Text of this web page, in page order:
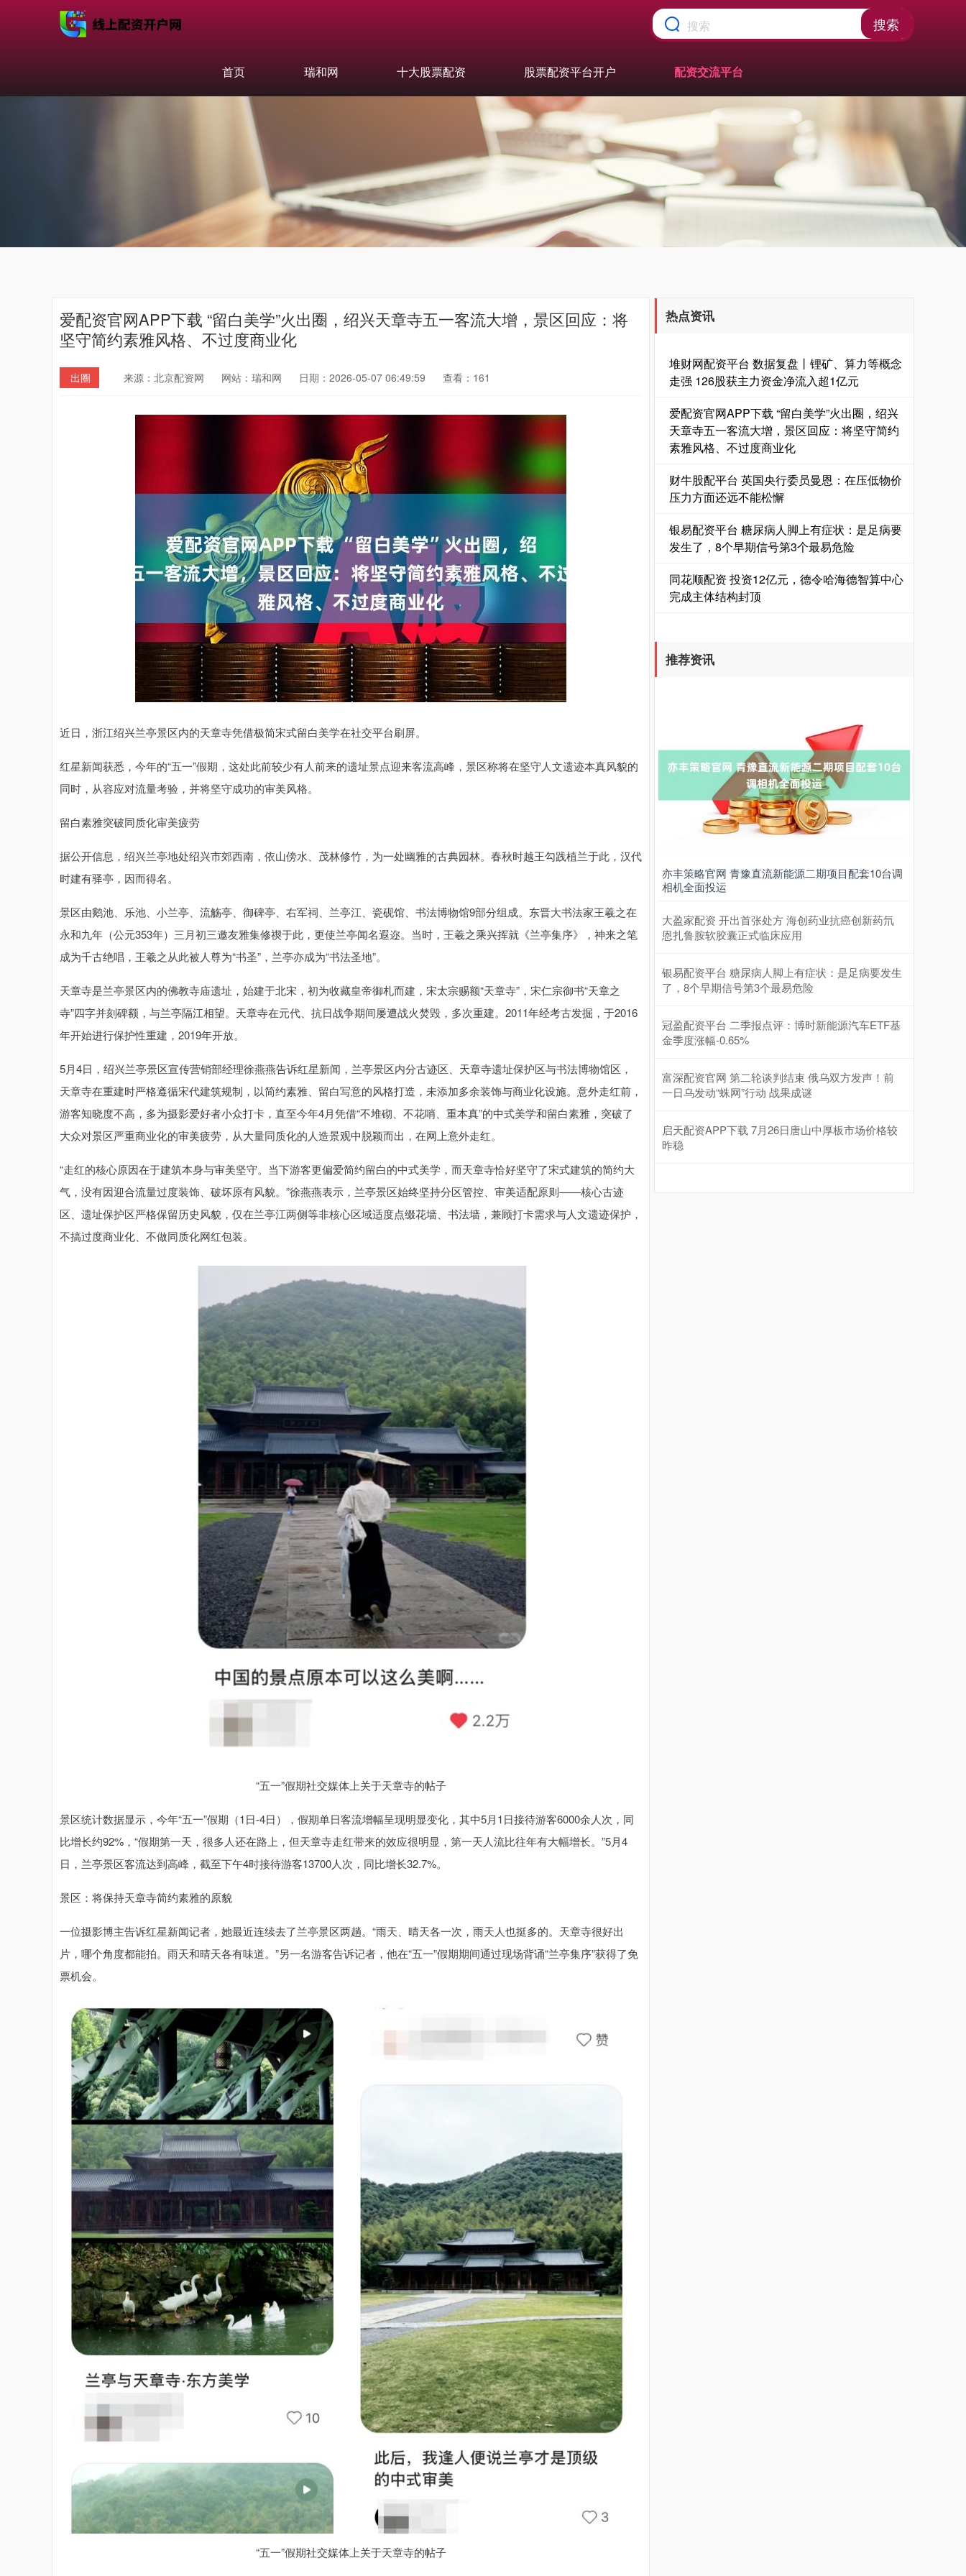
搜索
首页 瑞和网 十大股票配资 股票配资平台开户 配资交流平台
爱配资官网APP下载 “留白美学”火出圈，绍兴天章寺五一客流大增，景区回应：将
坚守简约素雅风格、不过度商业化
出圈 来源：北京配资网 网站：瑞和网 日期：2026-05-07 06:49:59 查看：161
近日，浙江绍兴兰亭景区内的天章寺凭借极简宋式留白美学在社交平台刷屏。
红星新闻获悉，今年的“五一”假期，这处此前较少有人前来的遗址景点迎来客流高峰，景区称将在坚守人文遗迹本真风貌的
同时，从容应对流量考验，并将坚守成功的审美风格。
留白素雅突破同质化审美疲劳
据公开信息，绍兴兰亭地处绍兴市郊西南，依山傍水、茂林修竹，为一处幽雅的古典园林。春秋时越王勾践植兰于此，汉代
时建有驿亭，因而得名。
景区由鹅池、乐池、小兰亭、流觞亭、御碑亭、右军祠、兰亭江、瓷砚馆、书法博物馆9部分组成。东晋大书法家王羲之在
永和九年（公元353年）三月初三邀友雅集修禊于此，更使兰亭闻名遐迩。当时，王羲之乘兴挥就《兰亭集序》，神来之笔
成为千古绝唱，王羲之从此被人尊为“书圣”，兰亭亦成为“书法圣地”。
天章寺是兰亭景区内的佛教寺庙遗址，始建于北宋，初为收藏皇帝御札而建，宋太宗赐额“天章寺”，宋仁宗御书“天章之
寺”四字并刻碑额，与兰亭隔江相望。天章寺在元代、抗日战争期间屡遭战火焚毁，多次重建。2011年经考古发掘，于2016
年开始进行保护性重建，2019年开放。
5月4日，绍兴兰亭景区宣传营销部经理徐燕燕告诉红星新闻，兰亭景区内分古迹区、天章寺遗址保护区与书法博物馆区，
天章寺在重建时严格遵循宋代建筑规制，以简约素雅、留白写意的风格打造，未添加多余装饰与商业化设施。意外走红前，
游客知晓度不高，多为摄影爱好者小众打卡，直至今年4月凭借“不堆砌、不花哨、重本真”的中式美学和留白素雅，突破了
大众对景区严重商业化的审美疲劳，从大量同质化的人造景观中脱颖而出，在网上意外走红。
“走红的核心原因在于建筑本身与审美坚守。当下游客更偏爱简约留白的中式美学，而天章寺恰好坚守了宋式建筑的简约大
气，没有因迎合流量过度装饰、破坏原有风貌。”徐燕燕表示，兰亭景区始终坚持分区管控、审美适配原则——核心古迹
区、遗址保护区严格保留历史风貌，仅在兰亭江两侧等非核心区域适度点缀花墙、书法墙，兼顾打卡需求与人文遗迹保护，
不搞过度商业化、不做同质化网红包装。
“五一”假期社交媒体上关于天章寺的帖子
景区统计数据显示，今年“五一”假期（1日-4日），假期单日客流增幅呈现明显变化，其中5月1日接待游客6000余人次，同
比增长约92%，“假期第一天，很多人还在路上，但天章寺走红带来的效应很明显，第一天人流比往年有大幅增长。”5月4
日，兰亭景区客流达到高峰，截至下午4时接待游客13700人次，同比增长32.7%。
景区：将保持天章寺简约素雅的原貌
一位摄影博主告诉红星新闻记者，她最近连续去了兰亭景区两趟。“雨天、晴天各一次，雨天人也挺多的。天章寺很好出
片，哪个角度都能拍。雨天和晴天各有味道。”另一名游客告诉记者，他在“五一”假期期间通过现场背诵“兰亭集序”获得了免
票机会。
“五一”假期社交媒体上关于天章寺的帖子
热点资讯
堆财网配资平台 数据复盘丨锂矿、算力等概念
走强 126股获主力资金净流入超1亿元
爱配资官网APP下载 “留白美学”火出圈，绍兴
天章寺五一客流大增，景区回应：将坚守简约
素雅风格、不过度商业化
财牛股配平台 英国央行委员曼恩：在压低物价
压力方面还远不能松懈
银易配资平台 糖尿病人脚上有症状：是足病要
发生了，8个早期信号第3个最易危险
同花顺配资 投资12亿元，德令哈海德智算中心
完成主体结构封顶
推荐资讯
亦丰策略官网 青豫直流新能源二期项目配套10台调
相机全面投运
大盈家配资 开出首张处方 海创药业抗癌创新药氘
恩扎鲁胺软胶囊正式临床应用
银易配资平台 糖尿病人脚上有症状：是足病要发生
了，8个早期信号第3个最易危险
冠盈配资平台 二季报点评：博时新能源汽车ETF基
金季度涨幅-0.65%
富深配资官网 第二轮谈判结束 俄乌双方发声！前
一日乌发动“蛛网”行动 战果成谜
启天配资APP下载 7月26日唐山中厚板市场价格较
昨稳